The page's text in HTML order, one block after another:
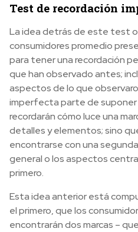
Test de recordación
La idea detrás de este test
consumidores promedio
para tener una recordación
que han observado antes;
aspectos de lo que
imperfecta parte de suponer
recordarán cómo luce una
detalles y elementos; sino
encontrarse con una
general o los aspectos
primero.
Esta idea anterior está
el primero, que los
encontrarán dos marcas –